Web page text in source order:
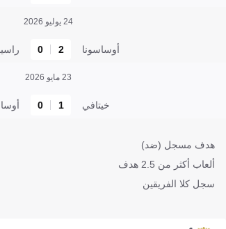
24 يوليو 2026
أوساسونا 2
0
23 مايو 2026
خيتافي 1
0
هدف مسجل (ضد)
ألعاب أكثر من 2.5 هدف
سجل كلا الفريقين